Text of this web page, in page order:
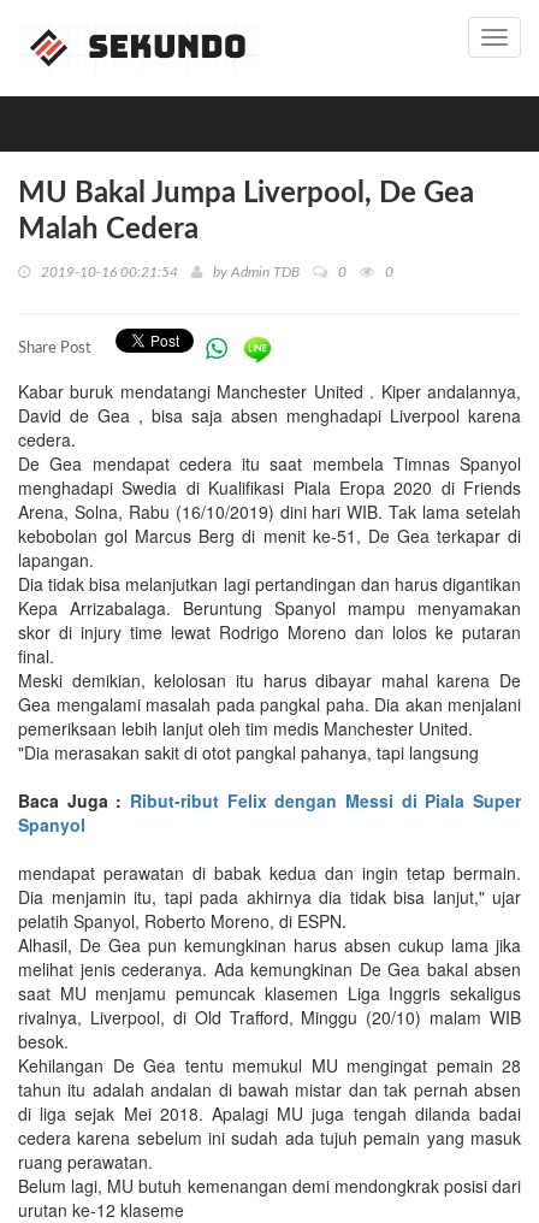
MU Bakal Jumpa Liverpool, De Gea
Malah Cedera
2019-10-16 00:21:54 by Admin TDB 0 0
Share Post
Kabar buruk mendatangi Manchester United . Kiper andalannya,
David de Gea , bisa saja absen menghadapi Liverpool karena
cedera.
De Gea mendapat cedera itu saat membela Timnas Spanyol
menghadapi Swedia di Kualifikasi Piala Eropa 2020 di Friends
Arena, Solna, Rabu (16/10/2019) dini hari WIB. Tak lama setelah
kebobolan gol Marcus Berg di menit ke-51, De Gea terkapar di
lapangan.
Dia tidak bisa melanjutkan lagi pertandingan dan harus digantikan
Kepa Arrizabalaga. Beruntung Spanyol mampu menyamakan
skor di injury time lewat Rodrigo Moreno dan lolos ke putaran
final.
Meski demikian, kelolosan itu harus dibayar mahal karena De
Gea mengalami masalah pada pangkal paha. Dia akan menjalani
pemeriksaan lebih lanjut oleh tim medis Manchester United.
"Dia merasakan sakit di otot pangkal pahanya, tapi langsung
Baca Juga : Ribut-ribut Felix dengan Messi di Piala Super
Spanyol
mendapat perawatan di babak kedua dan ingin tetap bermain.
Dia menjamin itu, tapi pada akhirnya dia tidak bisa lanjut," ujar
pelatih Spanyol, Roberto Moreno, di ESPN.
Alhasil, De Gea pun kemungkinan harus absen cukup lama jika
melihat jenis cederanya. Ada kemungkinan De Gea bakal absen
saat MU menjamu pemuncak klasemen Liga Inggris sekaligus
rivalnya, Liverpool, di Old Trafford, Minggu (20/10) malam WIB
besok.
Kehilangan De Gea tentu memukul MU mengingat pemain 28
tahun itu adalah andalan di bawah mistar dan tak pernah absen
di liga sejak Mei 2018. Apalagi MU juga tengah dilanda badai
cedera karena sebelum ini sudah ada tujuh pemain yang masuk
ruang perawatan.
Belum lagi, MU butuh kemenangan demi mendongkrak posisi dari
urutan ke-12 klaseme